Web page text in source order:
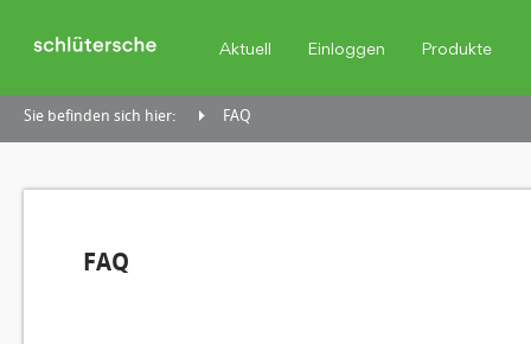
Aktuell Einloggen Produkte
Sie befinden sich hier: FAQ
FAQ